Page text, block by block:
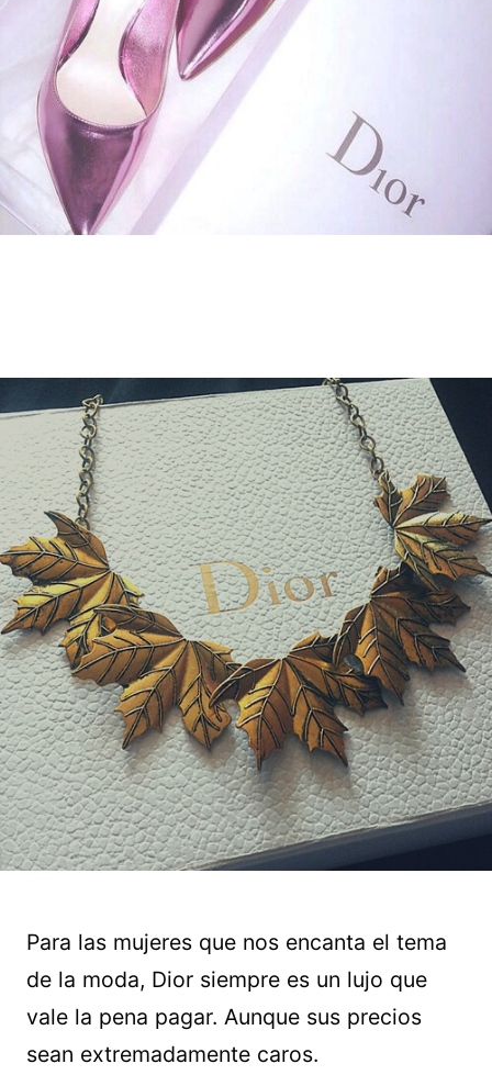
Para las mujeres que nos encanta el tema
de la moda, Dior siempre es un lujo que
vale la pena pagar. Aunque sus precios
sean extremadamente caros.